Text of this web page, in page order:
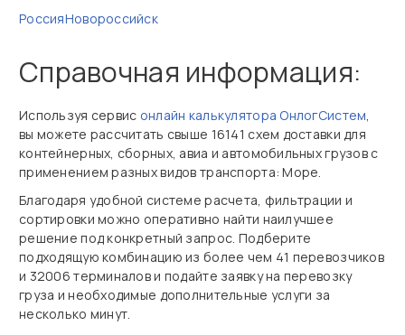
РоссияНовороссийск
Справочная информация:
Используя сервис онлайн калькулятора ОнлогСистем,
вы можете рассчитать свыше 16141 схем доставки для
контейнерных, сборных, авиа и автомобильных грузов с
применением разных видов транспорта: Море.
Благодаря удобной системе расчета, фильтрации и
сортировки можно оперативно найти наилучшее
решение под конкретный запрос. Подберите
подходящую комбинацию из более чем 41 перевозчиков
и 32006 терминалов и подайте заявку на перевозку
груза и необходимые дополнительные услуги за
несколько минут.